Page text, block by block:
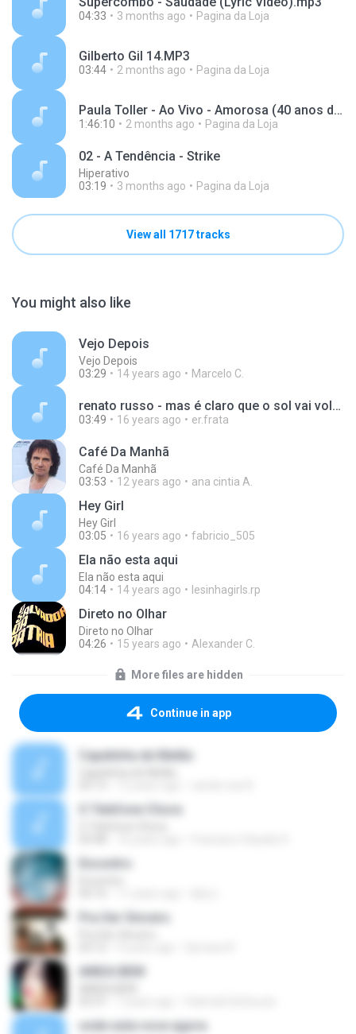
04:33 3 months ago Pagina da Loja
Gilberto Gil 14.MP3
03:44 2 months ago Pagina da Loja
Paula Toller - Ao Vivo - Amorosa (40 anos de carreira).mp3
1:46:10 2 months ago Pagina da Loja
02 - A Tendência - Strike
Hiperativo
03:19
3 months ago Pagina da Loja
View all 1717 tracks
You might also like
Vejo Depois
Vejo Depois
03:29
14 years ago Marcelo C.
renato russo - mas é claro que o sol vai voltar amanha.mp3
03:49 16 years ago er.frata
Café Da Manhã
Café Da Manhã
03:53
12 years ago ana cintia A.
Hey Girl
Hey Girl
03:05
16 years ago fabricio_505
Ela não esta aqui
Ela não esta aqui
04:14
14 years ago lesinhagirls.rp
Direto no Olhar
Direto no Olhar
04:26
15 years ago Alexander C.
More files are hidden
Continue in app
Capelinha de Melão
O Telefone Chora
Encontro
Pra Ser Sincero
AINDA BEM
onde esta voce agora